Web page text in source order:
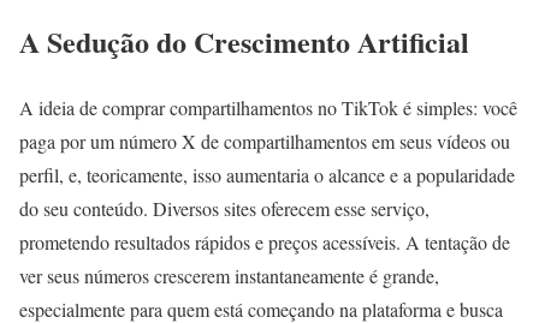
A Sedução do Crescimento Artificial
A ideia de comprar compartilhamentos no TikTok é simples: você
paga por um número X de compartilhamentos em seus vídeos ou
perfil, e, teoricamente, isso aumentaria o alcance e a popularidade
do seu conteúdo. Diversos sites oferecem esse serviço,
prometendo resultados rápidos e preços acessíveis. A tentação de
ver seus números crescerem instantaneamente é grande,
especialmente para quem está começando na plataforma e busca